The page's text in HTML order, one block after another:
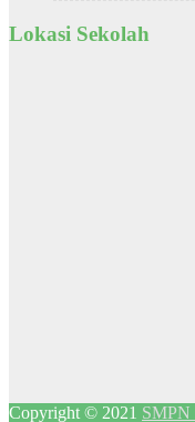
Lokasi Sekolah
Copyright © 2021